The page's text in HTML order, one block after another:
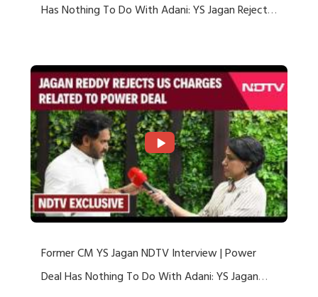
Has Nothing To Do With Adani: YS Jagan Rejects
Former CM YS Jagan NDTV Interview | Power
Deal Has Nothing To Do With Adani: YS Jagan